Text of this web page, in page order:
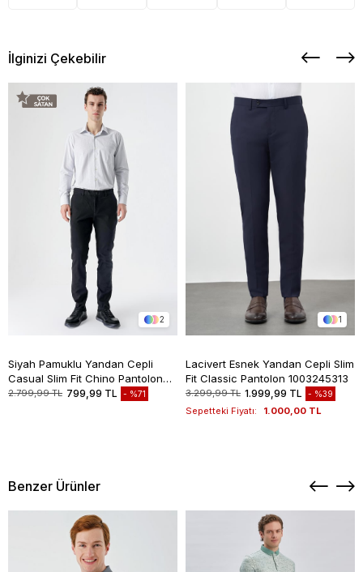
İlginizi Çekebilir
2
Siyah Pamuklu Yandan Cepli
Casual Slim Fit Chino Pantolon
1003235117
2.799,99 TL 799,99 TL %71
1
Lacivert Esnek Yandan Cepli Slim
Fit Classic Pantolon 1003245313
3.299,99 TL 1.999,99 TL %39
Sepetteki Fiyatı: 1.000,00 TL
Benzer Ürünler